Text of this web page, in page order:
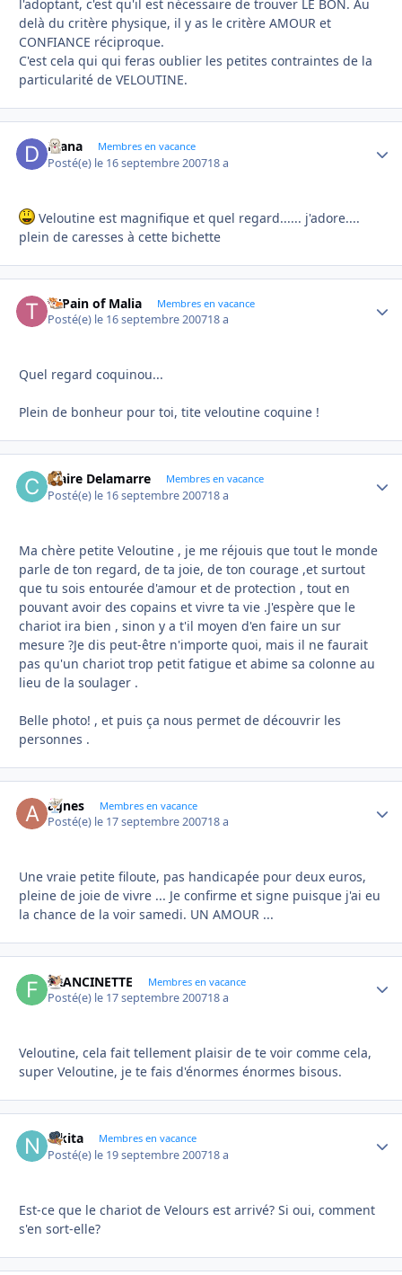
l'adoptant, c'est qu'il est nécessaire de trouver LE BON. Au
delà du critère physique, il y as le critère AMOUR et
CONFIANCE réciproque.
C'est cela qui qui feras oublier les petites contraintes de la
particularité de VELOUTINE.
Diana Membres en vacance
Posté(e) le 16 septembre 200718 a
Veloutine est magnifique et quel regard...... j'adore....
plein de caresses à cette bichette
Ti'Pain of Malia Membres en vacance
Posté(e) le 16 septembre 200718 a
Quel regard coquinou...
Plein de bonheur pour toi, tite veloutine coquine !
Claire Delamarre Membres en vacance
Posté(e) le 16 septembre 200718 a
Ma chère petite Veloutine , je me réjouis que tout le monde
parle de ton regard, de ta joie, de ton courage ,et surtout
que tu sois entourée d'amour et de protection , tout en
pouvant avoir des copains et vivre ta vie .J'espère que le
chariot ira bien , sinon y a t'il moyen d'en faire un sur
mesure ?Je dis peut-être n'importe quoi, mais il ne faurait
pas qu'un chariot trop petit fatigue et abime sa colonne au
lieu de la soulager .
Belle photo! , et puis ça nous permet de découvrir les
personnes .
agnes Membres en vacance
Posté(e) le 17 septembre 200718 a
Une vraie petite filoute, pas handicapée pour deux euros,
pleine de joie de vivre ... Je confirme et signe puisque j'ai eu
la chance de la voir samedi. UN AMOUR ...
FRANCINETTE Membres en vacance
Posté(e) le 17 septembre 200718 a
Veloutine, cela fait tellement plaisir de te voir comme cela,
super Veloutine, je te fais d'énormes énormes bisous.
nikita Membres en vacance
Posté(e) le 19 septembre 200718 a
Est-ce que le chariot de Velours est arrivé? Si oui, comment
s'en sort-elle?